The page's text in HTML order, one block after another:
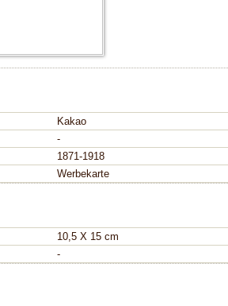
Kakao
-
1871-1918
Werbekarte
10,5 X 15 cm
-